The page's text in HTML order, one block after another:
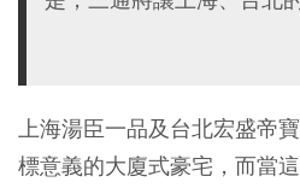
上海湯臣一品及台北宏盛帝
標意義的大廈式豪宅，而當